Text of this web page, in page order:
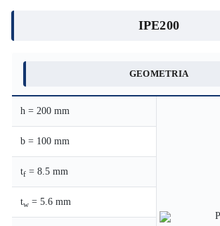
IPE200
GEOMETRIA
h = 200 mm
b = 100 mm
tf = 8.5 mm
tw = 5.6 mm